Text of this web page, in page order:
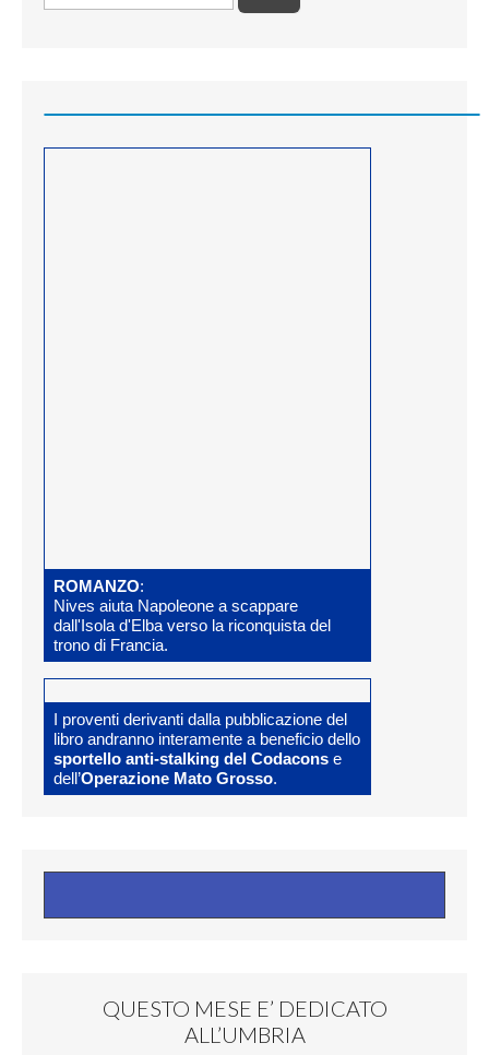
ROMANZO:
Nives aiuta Napoleone a scappare
dall'Isola d'Elba verso la riconquista del
trono di Francia.
I proventi derivanti dalla pubblicazione del
libro andranno interamente a beneficio dello
sportello anti-stalking del Codacons e
dell’Operazione Mato Grosso.
QUESTO MESE E’ DEDICATO
ALL’UMBRIA